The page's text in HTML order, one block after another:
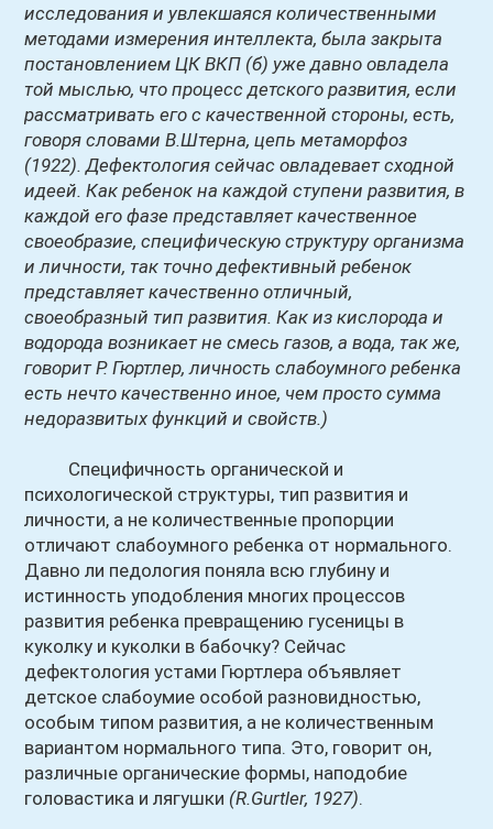
исследования и увлекшаяся количественными
методами измерения интеллекта, была закрыта
постановлением ЦК ВКП (б) уже давно овладела
той мыслью, что процесс детского развития, если
рассматривать его с качественной стороны, есть,
говоря словами В.Штерна, цепь метаморфоз
(1922). Дефектология сейчас овладевает сходной
идеей. Как ребенок на каждой ступени развития, в
каждой его фазе представляет качественное
своеобразие, специфическую структуру организма
и личности, так точно дефективный ребенок
представляет качественно отличный,
своеобразный тип развития. Как из кислорода и
водорода возникает не смесь газов, а вода, так же,
говорит Р. Гюртлер, личность слабоумного ребенка
есть нечто качественно иное, чем просто сумма
недоразвитых функций и свойств.)
Специфичность органической и
психологической структуры, тип развития и
личности, а не количественные пропорции
отличают слабоумного ребенка от нормального.
Давно ли педология поняла всю глубину и
истинность уподобления многих процессов
развития ребенка превращению гусеницы в
куколку и куколки в бабочку? Сейчас
дефектология устами Гюртлера объявляет
детское слабоумие особой разновидностью,
особым типом развития, а не количественным
вариантом нормального типа. Это, говорит он,
различные органические формы, наподобие
головастика и лягушки (R.Gurtler, 1927).